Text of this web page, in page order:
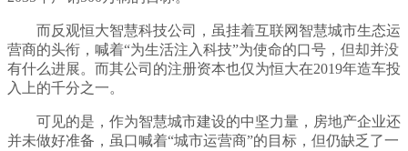
而反观恒大智慧科技公司，虽挂着互联网智慧城市生态运
营商的头衔，喊着“为生活注入科技”为使命的口号，但却并没
有什么进展。而其公司的注册资本也仅为恒大在2019年造车投
入上的千分之一。
可见的是，作为智慧城市建设的中坚力量，房地产企业还
并未做好准备，虽口喊着“城市运营商”的目标，但仍缺乏了一